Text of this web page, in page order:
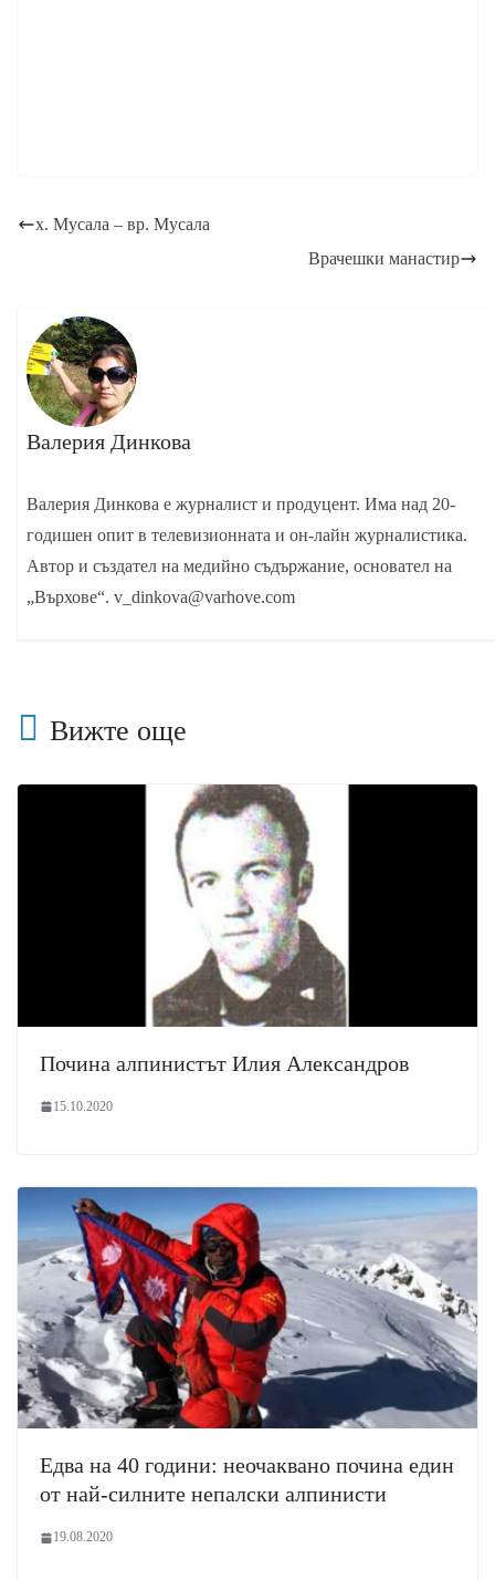
х. Мусала – вр. Мусала
Врачешки манастир
Валерия Динкова
Валерия Динкова е журналист и продуцент. Има над 20-
годишен опит в телевизионната и он-лайн журналистика.
Автор и създател на медийно съдържание, основател на
„Върхове“. v_dinkova@varhove.com
Вижте още
Почина алпинистът Илия Александров
15.10.2020
Едва на 40 години: неочаквано почина един
от най-силните непалски алпинисти
19.08.2020